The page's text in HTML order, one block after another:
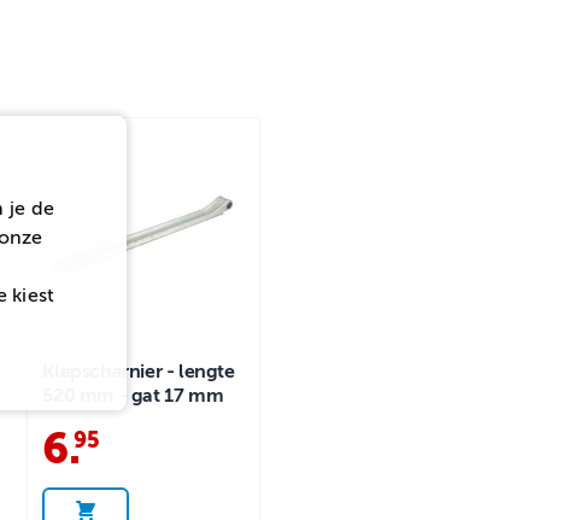
Klepscharnier - lengte
520 mm - gat 17 mm
6.
95
je de
kiest